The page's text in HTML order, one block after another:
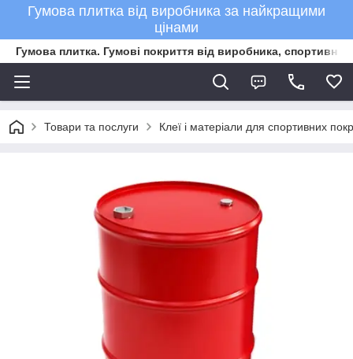
Гумова плитка від виробника за найкращими
цінами
Гумова плитка. Гумові покриття від виробника, спортивне
Товари та послуги Клеї і матеріали для спортивних